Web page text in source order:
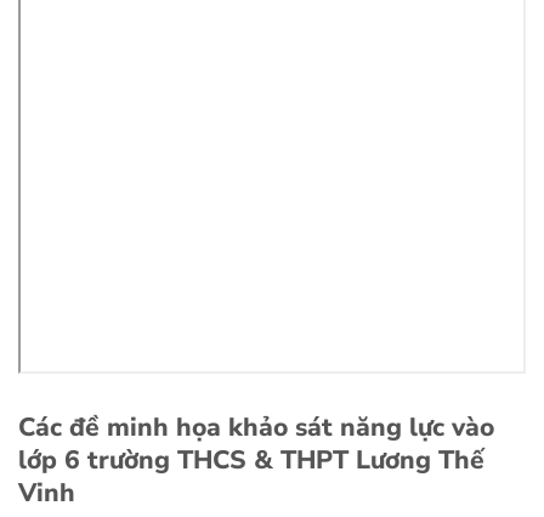
Các đề minh họa khảo sát năng lực vào
lớp 6 trường THCS & THPT Lương Thế
Vinh